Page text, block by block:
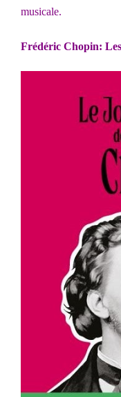
musicale.
Frédéric Chopin: Les